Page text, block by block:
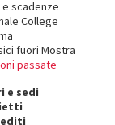
e scadenze
College
fuori Mostra
passate
e sedi